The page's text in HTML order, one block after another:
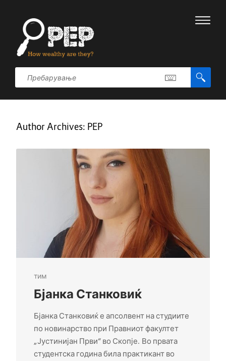
Author Archives: PEP
тим
Бјанка Станковиќ
Бјанка Станковиќ е апсолвент на студиите
по новинарство при Правниот факултет
„Јустинијан Први“ во Скопје. Во првата
студентска година била практикант во